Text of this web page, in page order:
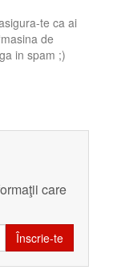
te ca ai
de
in spam ;)
care
Înscrie-te